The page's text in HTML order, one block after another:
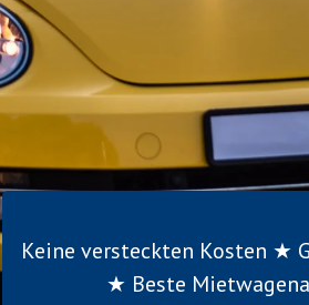
Keine versteckten Kosten ★
★ Beste